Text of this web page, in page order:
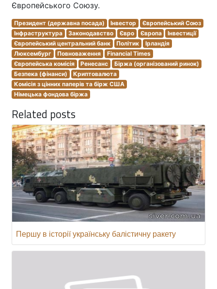
Європейського Союзу.
Президент (державна посада) Інвестор
Європейський Союз
Інфраструктура
Законодавство Євро Європа
Інвестиції
Європейський центральний банк
Політик
Ірландія
Люксембург
Повноваження
Financial Times
Європейська комісія
Ренесанс
Біржа (організований ринок)
Безпека (фінанси)
Криптовалюта
Комісія з цінних паперів та бірж США
Німецька фондова біржа
Related posts
Першу в історії українську балістичну ракету